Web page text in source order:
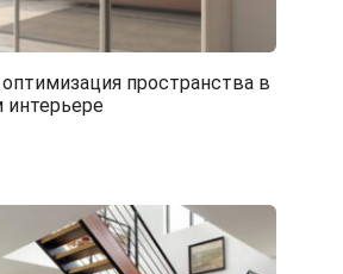
пространства в